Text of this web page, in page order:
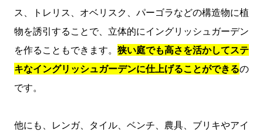
ス、トレリス、オベリスク、パーゴラなどの構造物に植
物を誘引することで、立体的にイングリッシュガーデン
を作ることもできます。 狭い庭でも高さを活かしてステ
キなイングリッシュガーデンに仕上げることができるの
です。
他にも、レンガ、タイル、ベンチ、農具、ブリキやアイ